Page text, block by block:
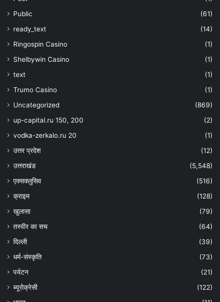
Public
(61)
ready_text
(14)
Ringospin Casino
(1)
Shelbywin Casino
(1)
text
(1)
Trumo Casino
(1)
Uncategorized
(869)
up-capital.ru 150, 200
(2)
vodka-zerkalo.ru 20
(1)
उत्तर प्रदेश
(12)
उत्तराखंड
(5,548)
एक्सक्लुसिव
(516)
क्राइम
(128)
खुलासा
(79)
तस्वीर का सच
(64)
दिल्ली
(39)
धर्म-संस्कृति
(73)
पर्यटन
(21)
ब्यूरोक्रेसी
(122)